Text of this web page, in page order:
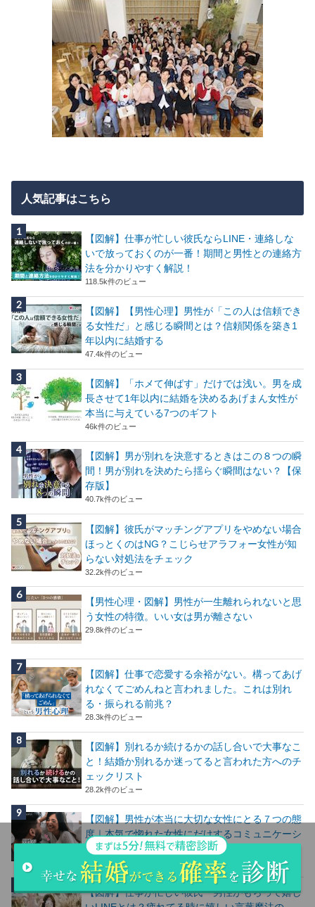
人気記事はこちら
【図解】仕事が忙しい彼氏ならLINE・連絡しな
いで放っておくのが一番！期間と男性との連絡方
法を分かりやすく解説！
118.5k件のビュー
【図解】【男性心理】男性が「この人は信頼でき
る女性だ」と感じる瞬間とは？信頼関係を築き1
年以内に結婚する
47.4k件のビュー
【図解】「ホメて伸ばす」だけでは浅い。男を成
長させて1年以内に結婚を決めるあげまん女性が
本当に与えている7つのギフト
46k件のビュー
【図解】男が別れを決意するときはこの８つの瞬
間！男が別れを決めたら揺らぐ瞬間はない？【保
存版】
40.7k件のビュー
【図解】彼氏がマッチングアプリをやめない場合
ほっとくのはNG？こじらせアラフォー女性が知
らない対処法をチェック
32.2k件のビュー
【男性心理・図解】男性が一生離れられないと思
う女性の特徴。いい女は男が離さない
29.8k件のビュー
【図解】仕事で恋愛する余裕がない。構ってあげ
れなくてごめんねと言われました。これは別れ
る・振られる前兆？
28.3k件のビュー
【図解】別れるか続けるかの話し合いで大事なこ
と！結婚か別れるか迷ってると言われた方へのチ
ェックリスト
28.2k件のビュー
【図解】男性が本当に大切な女性にとる７つの態
度｜本気で惚れた女性にだけするコミュニケーシ
ョン
24.7k件のビュー
【図解】仕事が忙しい彼氏・男性がもらって嬉し